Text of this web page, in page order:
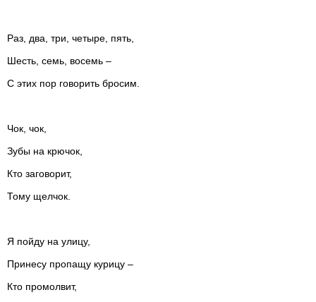
Раз, два, три, четыре, пять,
Шесть, семь, восемь –
С этих пор говорить бросим.
Чок, чок,
Зубы на крючок,
Кто заговорит,
Тому щелчок.
Я пойду на улицу,
Принесу пропащу курицу –
Кто промолвит,